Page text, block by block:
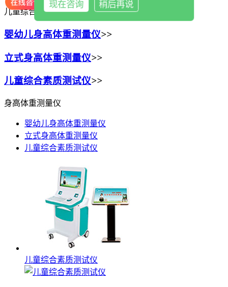
儿童综合素质测试仪
婴幼儿身高体重测量仪>>
立式身高体重测量仪>>
儿童综合素质测试仪>>
身高体重测量仪
婴幼儿身高体重测量仪
立式身高体重测量仪
儿童综合素质测试仪
儿童综合素质测试仪
现在咨询 稍后再说